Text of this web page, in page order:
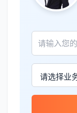
张先生
服务专
James